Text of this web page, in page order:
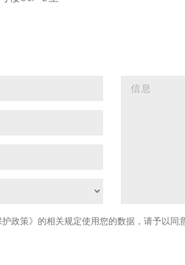
政策》的相关规定使用您的数据，请予以同意